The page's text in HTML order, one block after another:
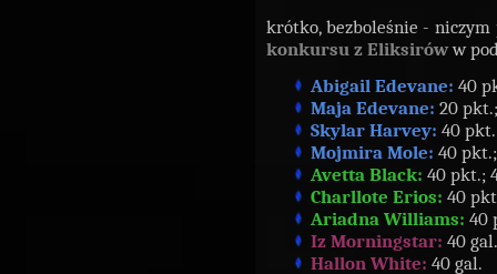
krótko, bezboleśnie -
konkursu z Eliksiróww
Abigail Edevane: 40
Maja Edevane: 20
Skylar Harvey: 40
Mojmira Mole: 40
Avetta Black: 40 pkt.;
Charllote Erios: 40
Ariadna Williams: 40
Iz Morningstar: 40 gal.
Hallon White: 40 gal.